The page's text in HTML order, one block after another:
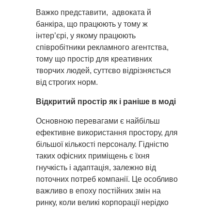
Важко представити, адвоката й
банкіра, що працюють у тому ж
інтер’єрі, у якому працюють
співробітники рекламного агентства,
тому що простір для креативних
творчих людей, суттєво відрізняється
від строгих норм.
Відкритий простір як і раніше в моді
Основною перевагами є найбільш
ефективне використання простору, для
більшої кількості персоналу. Гідністю
таких офісних приміщень є їхня
гнучкість і адаптація, залежно від
поточних потреб компанії. Це особливо
важливо в епоху постійних змін на
ринку, коли великі корпорації нерідко